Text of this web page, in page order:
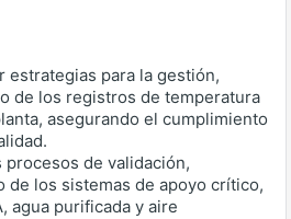
estrategias para la gestión,
de los registros de temperatura
asegurando el cumplimiento
de validación,
de los sistemas de apoyo crítico,
agua purificada y aire